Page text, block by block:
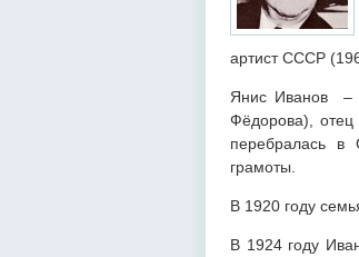
артист СССР
Янис Иванов –
Фёдорова),
перебралась в
грамоты.
В 1920 году
В 1924 году